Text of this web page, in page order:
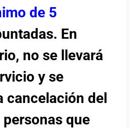
de 5
En
no se llevará
y se
cancelación del
que